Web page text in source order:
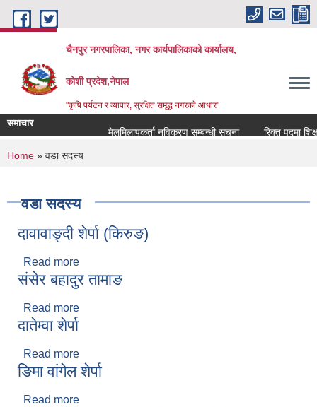
Skip to main content
चैनपुर नगरपालिका, नगर कार्यपालिकाको कार्यालय,
कोशी प्रदेश,नेपाल
"कृषि पर्यटन र व्यापार, सुरक्षित समृद्ध नगरकाे आधार"
समाचार
मेलमिलापकर्ता नविकरण सम्बन्धी सूचना
रिक्त पदमा
You are here
Home » वडा सदस्य
वडा सदस्य
दावावाङ्दी शेर्पा (किरुङ)
Read more
संसेर बहादुर तामाङ
Read more
दातेम्वा शेर्पा
Read more
ङिमा वांगेल शेर्पा
Read more